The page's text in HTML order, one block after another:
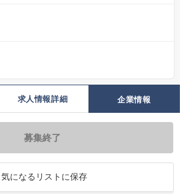
求人情報詳細 企業情報
募集終了
気になるリストに保存